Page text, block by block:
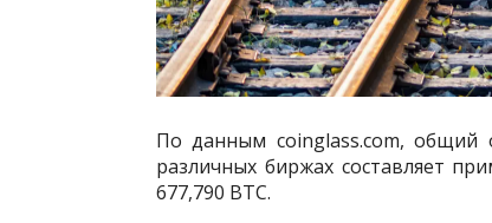
По данным coinglass.com, общий
различных биржах составляет
677,790 BTC.